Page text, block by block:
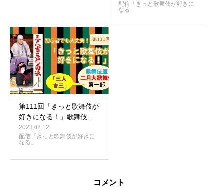
配信「きっと歌舞伎が好きに
なる」
第111回「きっと歌舞伎が
好きになる！」歌舞伎…
2023.02.12
配信「きっと歌舞伎が好きに
なる」
コメント